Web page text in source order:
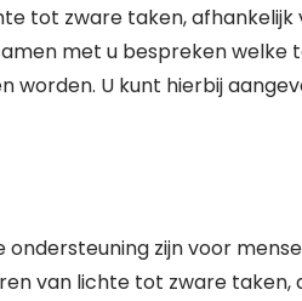
tot zware taken, afhankelijk
met u bespreken welke
U kunt hierbij
ondersteuning zijn voor
van lichte tot zware taken,